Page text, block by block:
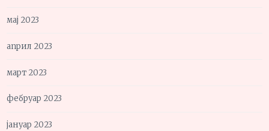
мај 2023
април 2023
март 2023
фебруар 2023
јануар 2023